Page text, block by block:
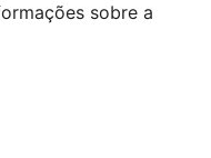
sobre a